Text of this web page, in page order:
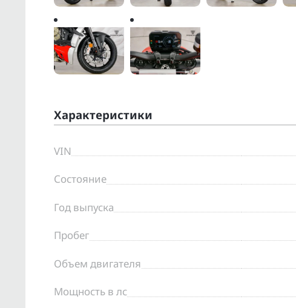
Характеристики
VIN
Состояние
Год выпуска
Пробег
Объем двигателя
Мощность в лс